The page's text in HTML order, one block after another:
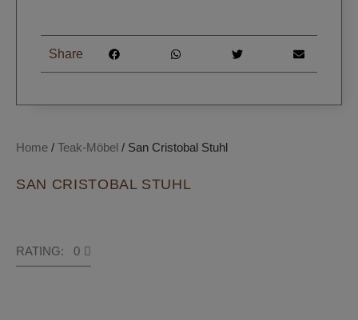
Home / Teak-Möbel / San Cristobal Stuhl
SAN CRISTOBAL STUHL
RATING: 0
Share